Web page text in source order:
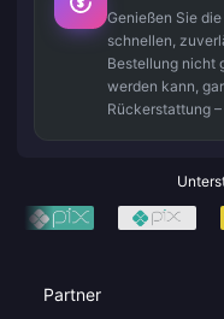
Genießen Sie
schnellen,
Bestellung nicht
werden kann,
Rückerstattung
Partner